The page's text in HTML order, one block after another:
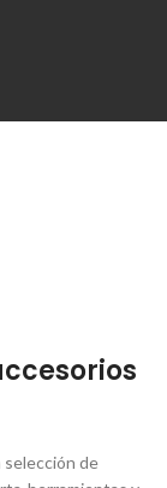
selección de